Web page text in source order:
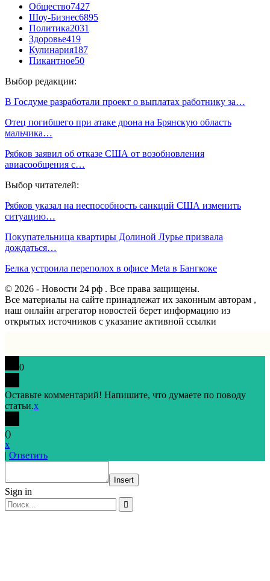
Общество7427
Шоу-Бизнес6895
Политика2031
Здоровье419
Кулинария187
Пикантное50
Выбор редакции:
В Госдуме разработали проект о выплатах работнику за…
Отец погибшего при атаке дрона на Брянскую область
мальчика…
Рябков заявил об отказе США от возобновления
авиасообщения с…
Выбор читателей:
Рябков указал на неспособность санкций США изменить
ситуацию…
Покупательница квартиры Долиной Лурье призвала
дождаться…
Белка устроила переполох в офисе Meta в Бангкоке
© 2026 - Новости 24 рф . Все права защищены.
Все материалы на сайте принадлежат их законным авторам ,
наш онлайн агрегатор новостей берет информацию из
открытых источников с указание активной ссылки
0
Оставьте комментарий! Напишите, что думаете по поводу
статьи.x
()
x
| Ответить
Insert
Sign in